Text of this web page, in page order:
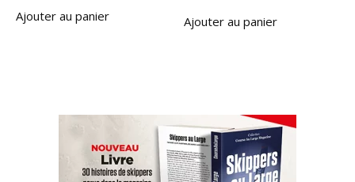
Ajouter au panier Ajouter au panier